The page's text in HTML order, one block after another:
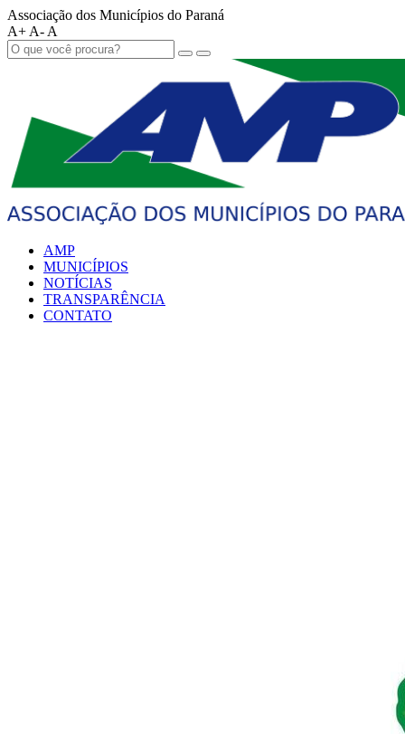
Associação dos Municípios do Paraná
A+ A- A
AMP
MUNICÍPIOS
NOTÍCIAS
TRANSPARÊNCIA
CONTATO